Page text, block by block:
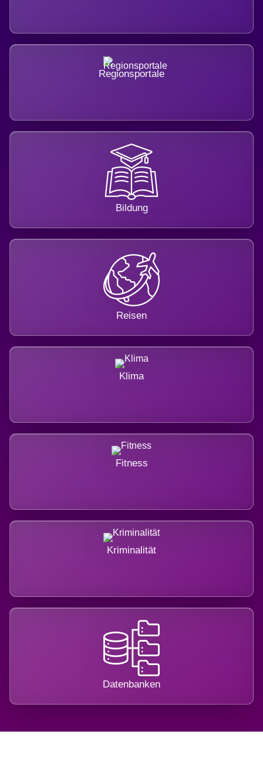
Regionsportale
Bildung
Reisen
Klima
Fitness
Kriminalität
Datenbanken